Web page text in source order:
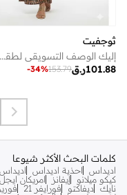
ثوجفيت
إليك الوصف التسويقي لطقم الكورد (Coord Set) القطني باللغة العربية، مصاغاً بأسلوب يجمع بين الأناقة والاحترافية ليناسب ذوق عملائك في دبي وخارجها:
ر.ق101.88
153.79
-34%
كلمات البحث الأكثر شيوعا
اديداس احذية اديداس اديداس
كيكو ميلانو
إيفانز امريكان ايجل
نايك ديفاكتو فورايفر 21